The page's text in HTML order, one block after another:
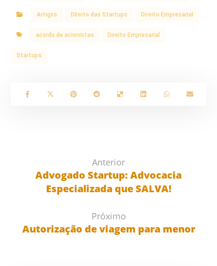
Artigos DIreito das Startups Direito Empresarial
acordo de acionistas Direito Empresarial
Startups
Anterior
Advogado Startup: Advocacia
Especializada que SALVA!
Próximo
Autorização de viagem para menor